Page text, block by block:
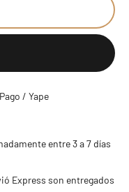
/ Yape
entre 3 a 7 días
Express son entregados